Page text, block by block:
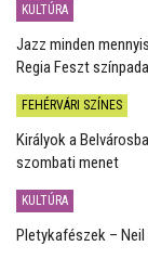
KULTÚRA
Jazz minden
Regia Feszt színpada
FEHÉRVÁRI SZÍNES
Királyok a
szombati menet
KULTÚRA
Pletykafészek – Neil